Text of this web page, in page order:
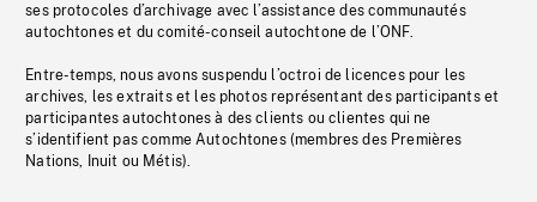
ses protocoles d’archivage avec l’assistance des communautés
autochtones et du comité-conseil autochtone de l’ONF.
Entre-temps, nous avons suspendu l’octroi de licences pour les
archives, les extraits et les photos représentant des participants et
participantes autochtones à des clients ou clientes qui ne
s’identifient pas comme Autochtones (membres des Premières
Nations, Inuit ou Métis).